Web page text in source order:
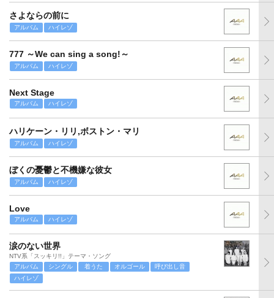
さよならの前に
アルバム ハイレゾ
777 ～We can sing a song!～
アルバム ハイレゾ
Next Stage
アルバム ハイレゾ
ハリケーン・リリ,ボストン・マリ
アルバム ハイレゾ
ぼくの憂鬱と不機嫌な彼女
アルバム ハイレゾ
Love
アルバム ハイレゾ
涙のない世界
NTV系「スッキリ!!」テーマ・ソング
アルバム
シングル 着うた オルゴール
呼び出し音
ハイレゾ